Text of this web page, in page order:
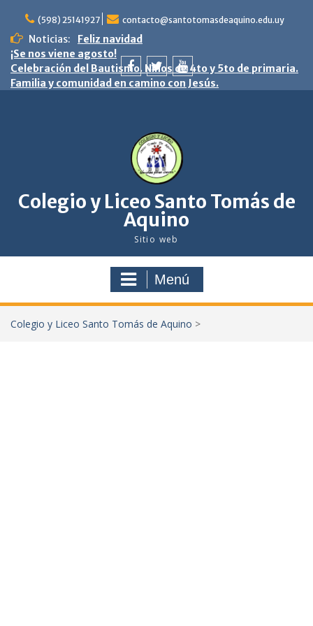
contenido
(598) 25141927 contacto@santotomasdeaquino.edu.uy
Noticias:
Feliz navidad
¡Se nos viene agosto!
Celebración del Bautismo. Niños de 4to y 5to de primaria.
Familia y comunidad en camino con Jesús.
facebooktwitteryoutube
Colegio y Liceo Santo Tomás de
Aquino
Sitio web
Menú
Colegio y Liceo Santo Tomás de Aquino >